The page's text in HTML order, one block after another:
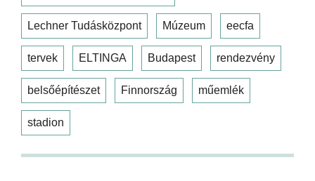
Lechner Tudásközpont Múzeum eecfa
tervek ELTINGA Budapest rendezvény
belsőépítészet Finnország műemlék
stadion